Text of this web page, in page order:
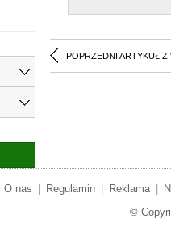
POPRZEDNI ARTYKUŁ Z
O nas Regulamin Reklama
©